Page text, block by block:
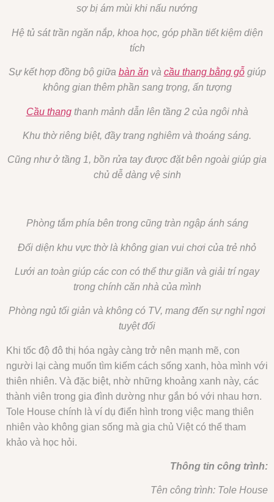
sợ bị ám mùi khi nấu nướng
Hệ tủ sát trần ngăn nắp, khoa học, góp phần tiết kiệm diện
tích
Sự kết hợp đồng bộ giữa bàn ănvà cầu thang bằng gỗgiúp
không gian thêm phần sang trọng, ấn tượng
Cầu thangthanh mảnh dẫn lên tầng 2 của ngôi nhà
Khu thờ riêng biệt, đầy trang nghiêm và thoáng sáng.
Cũng như ở tầng 1, bồn rửa tay được đặt bên ngoài giúp gia
chủ dễ dàng vệ sinh
Phòng tắm phía bên trong cũng tràn ngập ánh sáng
Đối diện khu vực thờ là không gian vui chơi của trẻ nhỏ
Lưới an toàn giúp các con có thể thư giãn và giải trí ngay
trong chính căn nhà của mình
Phòng ngủ tối giản và không có TV, mang đến sự nghỉ ngơi
tuyệt đối
Khi tốc độ đô thị hóa ngày càng trở nên mạnh mẽ, con
người lại càng muốn tìm kiếm cách sống xanh, hòa mình với
thiên nhiên. Và đặc biệt, nhờ những khoảng xanh này, các
thành viên trong gia đình dường như gắn bó với nhau hơn.
Tole House chính là ví dụ điển hình trong việc mang thiên
nhiên vào không gian sống mà gia chủ Việt có thể tham
khảo và học hỏi.
Thông tin công trình:
Tên công trình: Tole House